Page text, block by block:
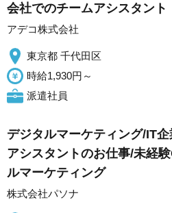
会社でのチームアシスタント
アデコ株式会社
東京都 千代田区
時給1,930円～
派遣社員
デジタルマーケティング/IT
アシスタントのお仕事/未経
ルマーケティング
株式会社パソナ